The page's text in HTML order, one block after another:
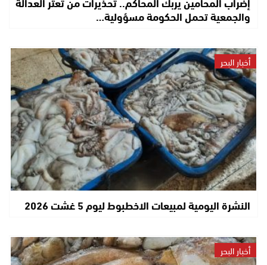
والجمعية تحمل الحكومة مسؤولية…
أخبار البحر
النشرة اليومية لمبيعات الاخطبوط ليوم 5 غشت 2026
أخبار البحر